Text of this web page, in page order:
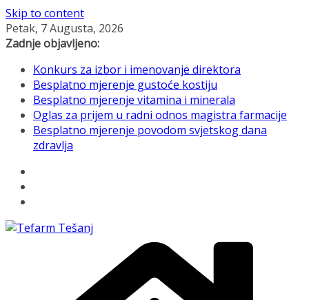
Skip to content
Petak, 7 Augusta, 2026
Zadnje objavljeno:
Konkurs za izbor i imenovanje direktora
Besplatno mjerenje gustoće kostiju
Besplatno mjerenje vitamina i minerala
Oglas za prijem u radni odnos magistra farmacije
Besplatno mjerenje povodom svjetskog dana
zdravlja